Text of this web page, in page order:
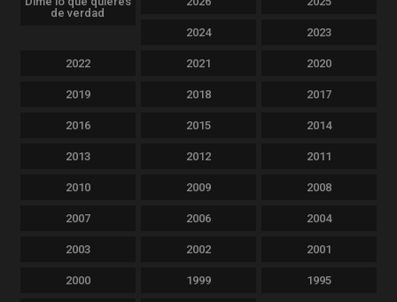
de verdad
2024 2023
2022 2021 2020
2019 2018 2017
2016 2015 2014
2013 2012 2011
2010 2009 2008
2007 2006 2004
2003 2002 2001
2000 1999 1995